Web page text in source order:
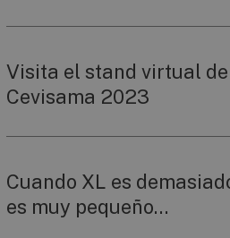
Visita el stand virtual de
Cevisama 2023
Cuando XL es
es muy pequeño…